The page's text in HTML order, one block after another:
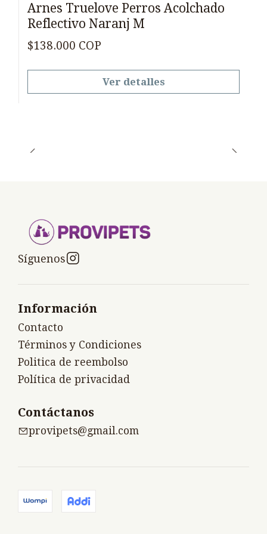
Arnes Truelove Perros Acolchado
Reflectivo Naranj M
$138.000 COP
Ver detalles
Síguenos
Información
Contacto
Términos y Condiciones
Politica de reembolso
Política de privacidad
Contáctanos
provipets@gmail.com